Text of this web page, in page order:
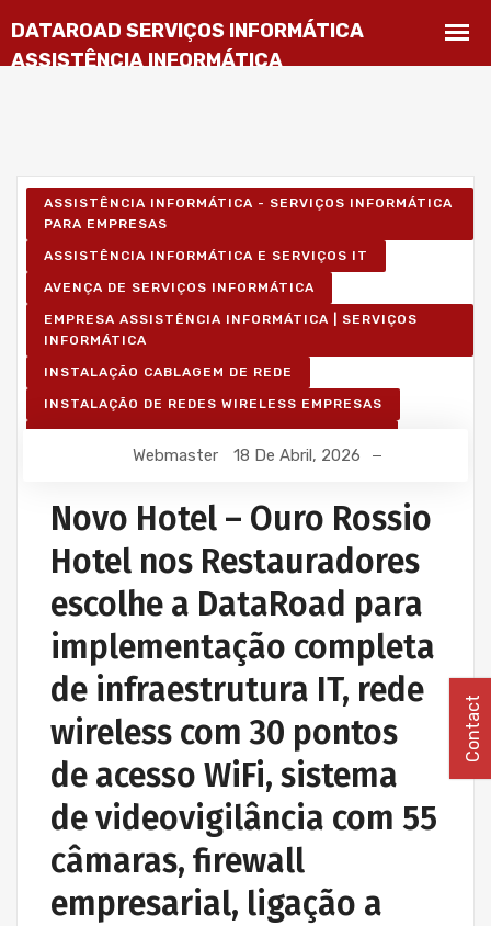
ASSISTÊNCIA INFORMÁTICA - SERVIÇOS INFORMÁTICA
PARA EMPRESAS
ASSISTÊNCIA INFORMÁTICA E SERVIÇOS IT
AVENÇA DE SERVIÇOS INFORMÁTICA
EMPRESA ASSISTÊNCIA INFORMÁTICA | SERVIÇOS
INFORMÁTICA
INSTALAÇÃO CABLAGEM DE REDE
INSTALAÇÃO DE REDES WIRELESS EMPRESAS
Webmaster 18 De Abril, 2026
Novo Hotel – Ouro Rossio
Hotel nos Restauradores
escolhe a DataRoad para
implementação completa
de infraestrutura IT, rede
wireless com 30 pontos
de acesso WiFi, sistema
de videovigilância com 55
câmaras, firewall
empresarial, ligação a
Contact